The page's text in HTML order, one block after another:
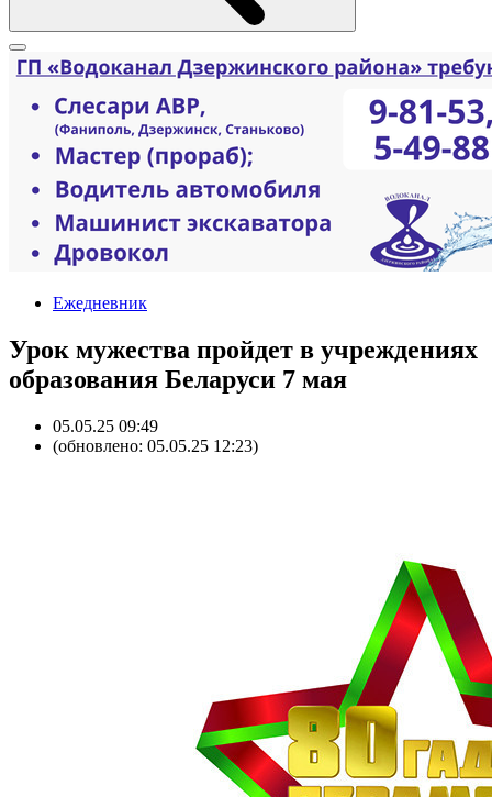
Ежедневник
Урок мужества пройдет в учреждениях
образования Беларуси 7 мая
05.05.25 09:49
(обновлено: 05.05.25 12:23)